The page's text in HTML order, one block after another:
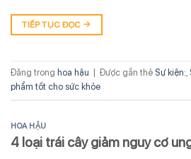
TIẾP TỤC ĐỌC →
Đăng trong hoa hậu Được gắn thẻ Sự kiện:,
phẩm tốt cho sức khỏe
HOA HẬU
4 loại trái cây giảm nguy cơ